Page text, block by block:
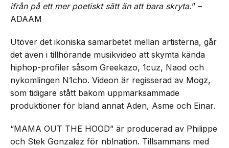
ifrån på ett mer poetiskt sätt än att bara skryta.” –
ADAAM
Utöver det ikoniska samarbetet mellan artisterna, går
det även i tillhörande musikvideo att skymta kända
hiphop-profiler såsom Greekazo, 1cuz, Naod och
nykomlingen N1cho. Videon är regisserad av Mogz,
som tidigare stått bakom uppmärksammade
produktioner för bland annat Aden, Asme och Einar.
“MAMA OUT THE HOOD” är producerad av Philippe
och Stek Gonzalez för nblnation. Tillsammans med